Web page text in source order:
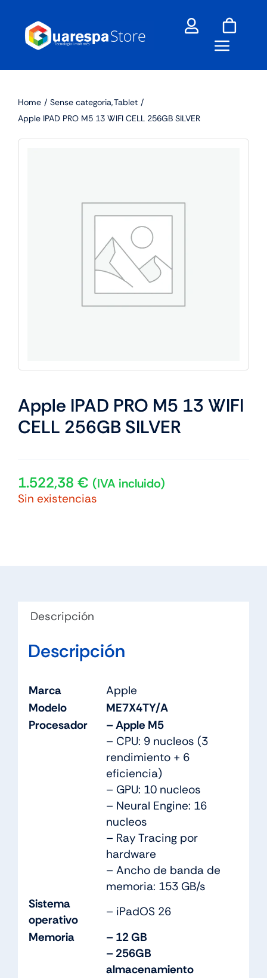
content
Home Sense categoria Tablet
Apple IPAD PRO M5 13 WIFI CELL 256GB SILVER
Apple IPAD PRO M5 13 WIFI
CELL 256GB SILVER
1.522,38 € (IVA incluido)
Sin existencias
Descripción
Descripción
Marca
Apple
Modelo
ME7X4TY/A
Procesador
– Apple M5
– CPU: 9 nucleos (3
rendimiento + 6
eficiencia)
– GPU: 10 nucleos
– Neural Engine: 16
nucleos
– Ray Tracing por
hardware
– Ancho de banda de
memoria: 153 GB/s
Sistema
operativo
– iPadOS 26
Memoria
– 12 GB
– 256GB
almacenamiento